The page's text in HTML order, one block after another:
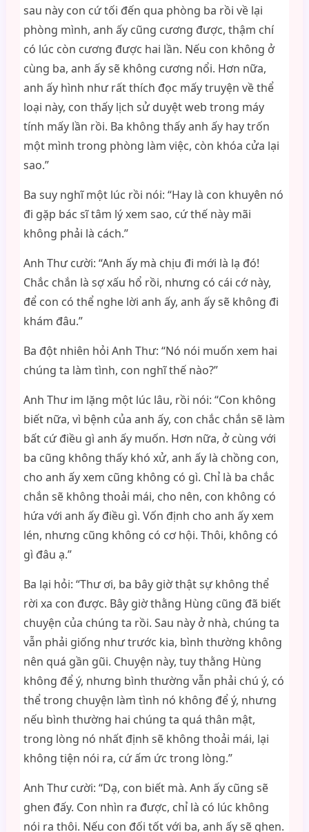
sau này con cứ tối đến qua phòng ba rồi về lại
phòng mình, anh ấy cũng cương được, thậm chí
có lúc còn cương được hai lần. Nếu con không ở
cùng ba, anh ấy sẽ không cương nổi. Hơn nữa,
anh ấy hình như rất thích đọc mấy truyện về thể
loại này, con thấy lịch sử duyệt web trong máy
tính mấy lần rồi. Ba không thấy anh ấy hay trốn
một mình trong phòng làm việc, còn khóa cửa lại
sao.”
Ba suy nghĩ một lúc rồi nói: “Hay là con khuyên nó
đi gặp bác sĩ tâm lý xem sao, cứ thế này mãi
không phải là cách.”
Anh Thư cười: “Anh ấy mà chịu đi mới là lạ đó!
Chắc chắn là sợ xấu hổ rồi, nhưng có cái cớ này,
để con có thể nghe lời anh ấy, anh ấy sẽ không đi
khám đâu.”
Ba đột nhiên hỏi Anh Thư: “Nó nói muốn xem hai
chúng ta làm tình, con nghĩ thế nào?”
Anh Thư im lặng một lúc lâu, rồi nói: “Con không
biết nữa, vì bệnh của anh ấy, con chắc chắn sẽ làm
bất cứ điều gì anh ấy muốn. Hơn nữa, ở cùng với
ba cũng không thấy khó xử, anh ấy là chồng con,
cho anh ấy xem cũng không có gì. Chỉ là ba chắc
chắn sẽ không thoải mái, cho nên, con không có
hứa với anh ấy điều gì. Vốn định cho anh ấy xem
lén, nhưng cũng không có cơ hội. Thôi, không có
gì đâu ạ.”
Ba lại hỏi: “Thư ơi, ba bây giờ thật sự không thể
rời xa con được. Bây giờ thằng Hùng cũng đã biết
chuyện của chúng ta rồi. Sau này ở nhà, chúng ta
vẫn phải giống như trước kia, bình thường không
nên quá gần gũi. Chuyện này, tuy thằng Hùng
không để ý, nhưng bình thường vẫn phải chú ý, có
thể trong chuyện làm tình nó không để ý, nhưng
nếu bình thường hai chúng ta quá thân mật,
trong lòng nó nhất định sẽ không thoải mái, lại
không tiện nói ra, cứ ấm ức trong lòng.”
Anh Thư cười: “Dạ, con biết mà. Anh ấy cũng sẽ
ghen đấy. Con nhìn ra được, chỉ là có lúc không
nói ra thôi. Nếu con đối tốt với ba, anh ấy sẽ ghen.